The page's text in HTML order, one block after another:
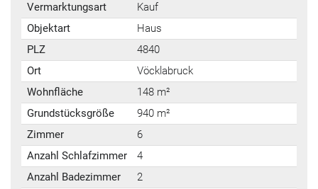
Vermarktungsart
Kauf
Objektart
Haus
PLZ
4840
Ort
Vöcklabruck
Wohnfläche
148 m²
Grundstücksgröße
940 m²
Zimmer
6
Anzahl Schlafzimmer
4
Anzahl Badezimmer
2